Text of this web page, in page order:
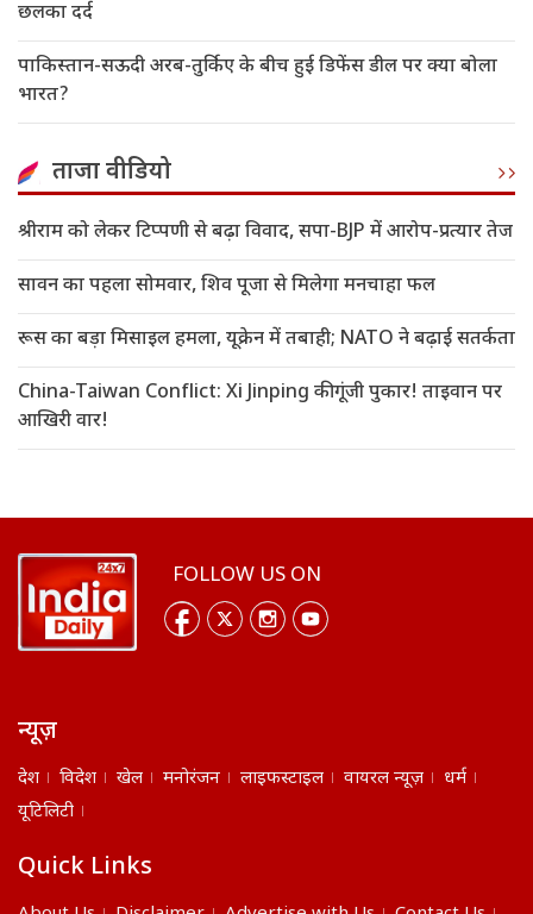
छलका दर्द
पाकिस्तान-सऊदी अरब-तुर्किए के बीच हुई डिफेंस डील पर क्या बोला
भारत?
ताजा वीडियो
श्रीराम को लेकर टिप्पणी से बढ़ा विवाद, सपा-BJP में आरोप-प्रत्यार तेज
सावन का पहला सोमवार, शिव पूजा से मिलेगा मनचाहा फल
रूस का बड़ा मिसाइल हमला, यूक्रेन में तबाही; NATO ने बढ़ाई सतर्कता
China-Taiwan Conflict: Xi Jinping की गूंजी पुकार! ताइवान पर
आखिरी वार!
FOLLOW US ON
न्यूज़
देश विदेश खेल मनोरंजन लाइफस्टाइल वायरल न्यूज़
धर्म
यूटिलिटी
Quick Links